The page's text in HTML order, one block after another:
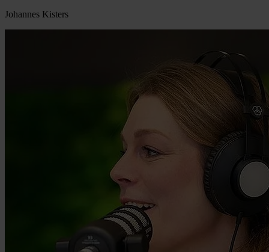
Johannes Kisters